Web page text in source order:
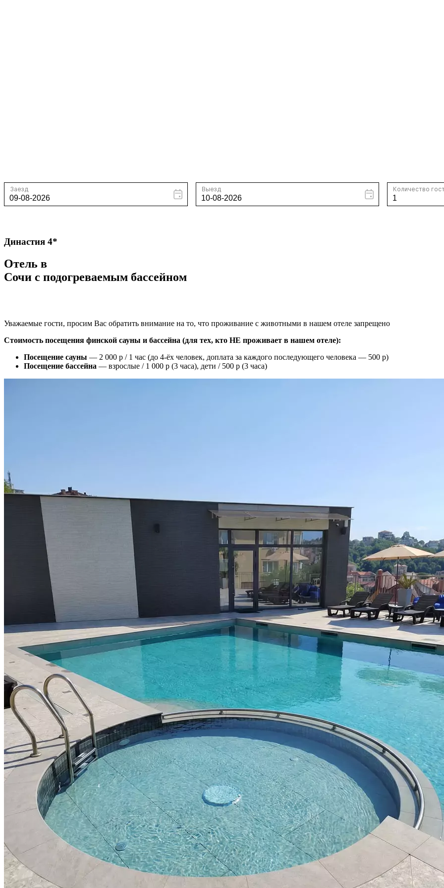
Династия 4*
Отель в
Сочи с подогреваемым бассейном
Уважаемые гости, просим Вас обратить внимание на то, что проживание с животными в нашем отеле запрещено
Стоимость посещения финской сауны и бассейна (для тех, кто НЕ проживает в нашем отеле):
Посещение сауны — 2 000 р / 1 час (до 4-ёх человек, доплата за каждого последующего человека — 500 р)
Посещение бассейна — взрослые / 1 000 р (3 часа), дети / 500 р (3 часа)